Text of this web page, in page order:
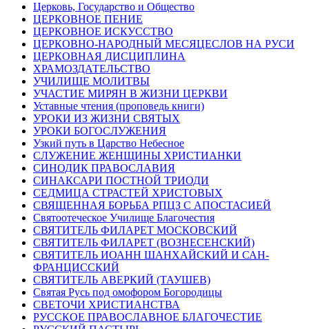
Церковь, Государство и Общество
ЦЕРКОВНОЕ ПЕНИЕ
ЦЕРКОВНОЕ ИСКУССТВО
ЦЕРКОВНО-НАРОДНЫЙ МЕСЯЦЕСЛОВ НА РУСИ
ЦЕРКОВНАЯ ДИСЦИПЛИНА
ХРАМОЗДАТЕЛЬСТВО
УЧИЛИЩЕ МОЛИТВЫ
УЧАСТИЕ МИРЯН В ЖИЗНИ ЦЕРКВИ
Уставные чтения (проповедь книги)
УРОКИ ИЗ ЖИЗНИ СВЯТЫХ
УРОКИ БОГОСЛУЖЕНИЯ
Узкий путь в Царство Небесное
СЛУЖЕНИЕ ЖЕНЩИНЫ ХРИСТИАНКИ
СИНОДИК ПРАВОСЛАВИЯ
СИНАКСАРИ ПОСТНОЙ ТРИОДИ
СЕДМИЦА СТРАСТЕЙ ХРИСТОВЫХ
СВЯЩЕННАЯ БОРЬБА РПЦЗ С АПОСТАСИЕЙ
Святоотеческое Училище Благочестия
СВЯТИТЕЛЬ ФИЛАРЕТ МОСКОВСКИЙ
СВЯТИТЕЛЬ ФИЛАРЕТ (ВОЗНЕСЕНСКИЙ)
СВЯТИТЕЛЬ ИОАНН ШАНХАЙСКИЙ И САН-
ФРАНЦИССКИЙ
СВЯТИТЕЛЬ АВЕРКИЙ (ТАУШЕВ)
Святая Русь под омофором Богородицы
СВЕТОЧИ ХРИСТИАНСТВА
РУССКОЕ ПРАВОСЛАВНОЕ БЛАГОЧЕСТИЕ